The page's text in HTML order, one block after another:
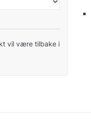
vil være tilbake i